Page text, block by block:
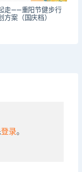
走——重阳节健步行
方案（国庆档）
登录。